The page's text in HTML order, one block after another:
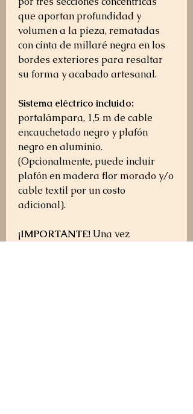
que aportan profundidad y
volumen a la pieza, rematadas
con cinta de millaré negra en los
bordes exteriores para resaltar
su forma y acabado artesanal.
Sistema eléctrico incluido:
portalámpara, 1,5 m de cable
encauchetado negro y plafón
negro en aluminio.
(Opcionalmente, puede incluir
plafón en madera flor morado y/o
cable textil por un costo
adicional).
¡IMPORTANTE! Una vez